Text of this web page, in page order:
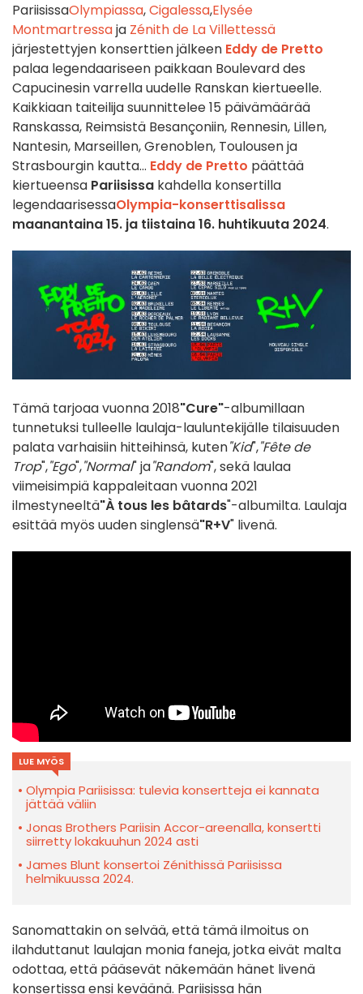
PariisissaOlympiassa,Cigalessa,Elysée
Montmartressaja Zénith de La Villettessä
järjestettyjen konserttien jälkeen Eddy de Pretto
palaa legendaariseen paikkaan Boulevard des
Capucinesin varrella uudelle Ranskan kiertueelle.
Kaikkiaan taiteilija suunnittelee 15 päivämäärää
Ranskassa, Reimsistä Besançoniin, Rennesin, Lillen,
Nantesin, Marseillen, Grenoblen, Toulousen ja
Strasbourgin kautta... Eddy de Pretto päättää
kiertueensa Pariisissa kahdella konsertilla
legendaarisessaOlympia-konserttisalissa
maanantaina 15. ja tiistaina 16. huhtikuuta 2024.
Tämä tarjoaa vuonna 2018"Cure"-albumillaan
tunnetuksi tulleelle laulaja-lauluntekijälle tilaisuuden
palata varhaisiin hitteihinsä, kuten"Kid","Fête de
Trop","Ego","Normal" ja"Random", sekä laulaa
viimeisimpiä kappaleitaan vuonna 2021
ilmestyneeltä"À tous les bâtards"-albumilta. Laulaja
esittää myös uuden singlensä"R+V" livenä.
LUE MYÖS
Olympia Pariisissa: tulevia konsertteja ei kannata
jättää väliin
Jonas Brothers Pariisin Accor-areenalla, konsertti
siirretty lokakuuhun 2024 asti
James Blunt konsertoi Zénithissä Pariisissa
helmikuussa 2024.
Sanomattakin on selvää, että tämä ilmoitus on
ilahduttanut laulajan monia faneja, jotka eivät malta
odottaa, että pääsevät näkemään hänet livenä
konsertissa ensi keväänä. Pariisissa hän